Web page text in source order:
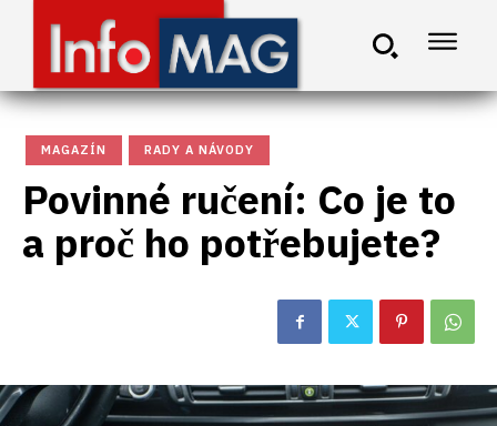
MAGAZÍN RADY A NÁVODY
Povinné ručení: Co je to
a proč ho potřebujete?